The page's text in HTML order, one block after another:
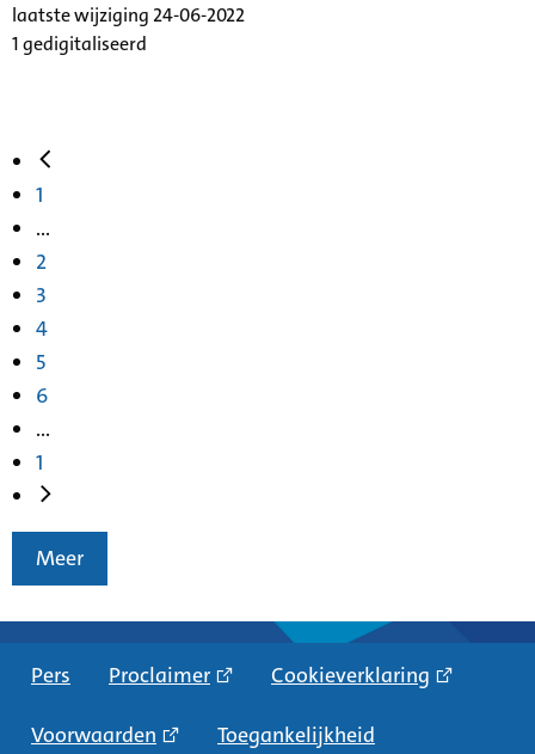
laatste wijziging 24-06-2022
1 gedigitaliseerd
1
...
2
3
4
5
6
...
1
Meer
Pers Proclaimer Cookieverklaring
Voorwaarden Toegankelijkheid